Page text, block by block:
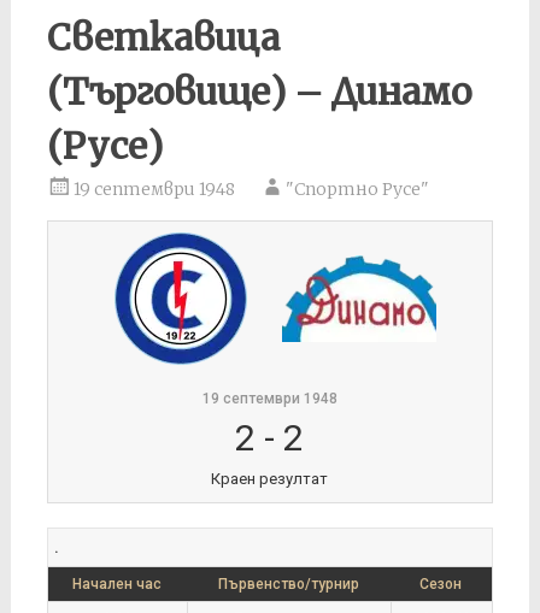
Светкавица
(Търговище) – Динамо
(Русе)
19 септември 1948 "Спортно Русе"
19 септември 1948
2 - 2
Краен резултат
.
Начален час Първенство/турнир Сезон